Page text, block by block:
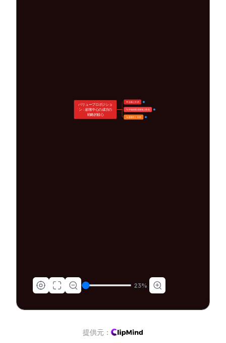
🎯 定義と目的 5
🔧 中核的構成要素と構造 6
🚀 重要性と応用 6
バリュープロポジショ
ン：顧客中心の成功の
戦略的核心
23%
提供元：